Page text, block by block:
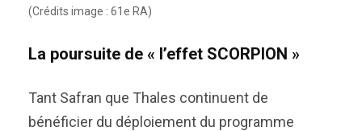
(Crédits image : 61e RA)
La poursuite de « l’effet SCORPION »
Tant Safran que Thales continuent de
bénéficier du déploiement du programme